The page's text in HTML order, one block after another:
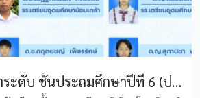
ผู้สำเร็จการศึกษาระดับ ชั้นประถมศึกษาปีที่ 6 (ประจำปีการศึกษา 2568)